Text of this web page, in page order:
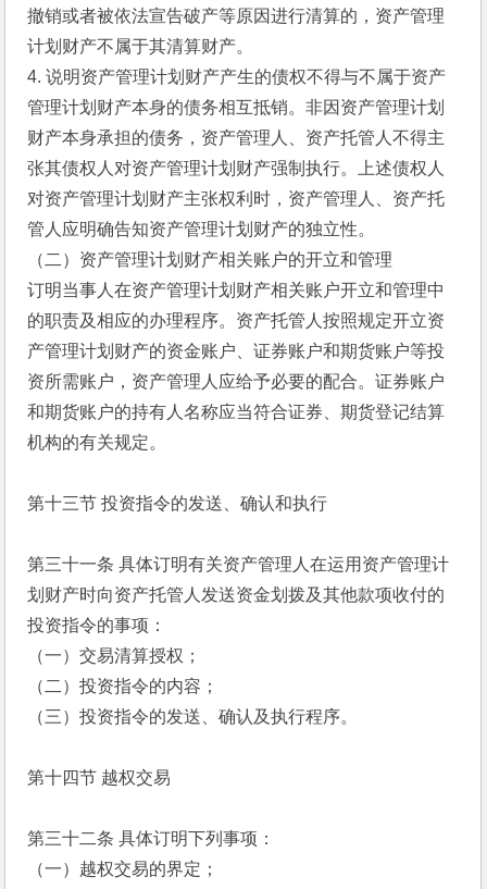
撤销或者被依法宣告破产等原因进行清算的，资产管理
计划财产不属于其清算财产。
4. 说明资产管理计划财产产生的债权不得与不属于资产
管理计划财产本身的债务相互抵销。非因资产管理计划
财产本身承担的债务，资产管理人、资产托管人不得主
张其债权人对资产管理计划财产强制执行。上述债权人
对资产管理计划财产主张权利时，资产管理人、资产托
管人应明确告知资产管理计划财产的独立性。
（二）资产管理计划财产相关账户的开立和管理
订明当事人在资产管理计划财产相关账户开立和管理中
的职责及相应的办理程序。资产托管人按照规定开立资
产管理计划财产的资金账户、证券账户和期货账户等投
资所需账户，资产管理人应给予必要的配合。证券账户
和期货账户的持有人名称应当符合证券、期货登记结算
机构的有关规定。
第十三节 投资指令的发送、确认和执行
第三十一条 具体订明有关资产管理人在运用资产管理计
划财产时向资产托管人发送资金划拨及其他款项收付的
投资指令的事项：
（一）交易清算授权；
（二）投资指令的内容；
（三）投资指令的发送、确认及执行程序。
第十四节 越权交易
第三十二条 具体订明下列事项：
（一）越权交易的界定；